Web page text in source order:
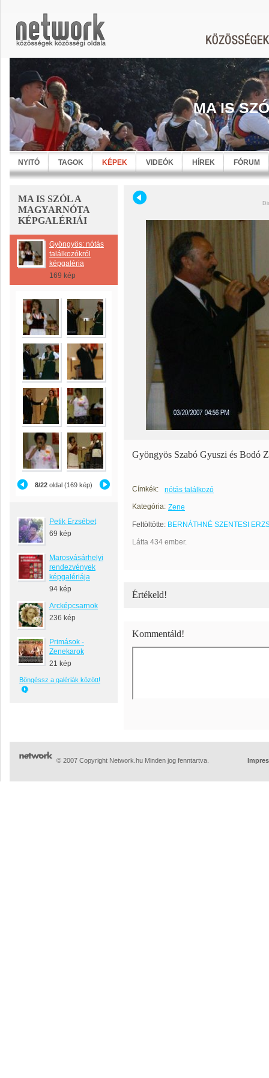
MA IS
NYITÓ TAGOK KÉPEK VIDEÓK HÍREK FÓRUM
MA IS SZÓL A
MAGYARNÓTA
KÉPGALÉRIÁI
Gyöngyös: nótás
találkozókról
képgaléria
169 kép
8/22 oldal (169 kép)
Petik Erzsébet
69 kép
Marosvásárhelyi
rendezvények
képgalériája
94 kép
Arcképcsarnok
236 kép
Primások -
Zenekarok
21 kép
Böngéssz a galériák között!
Gyöngyös Szabó Gyuszi és Bodó
Címkék:
nótás találkozó
Kategória: Zene
Feltöltötte: BERNÁTHNÉ SZENTESI
Látta 434 ember.
Értékeld!
Kommentáld!
© 2007 Copyright Network.hu Minden jog fenntartva.